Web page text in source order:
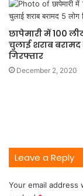
छापेमारी में 100
चुलाई शराब
गिरफ्तार
December 2, 2020
Leave a Reply
Your email address